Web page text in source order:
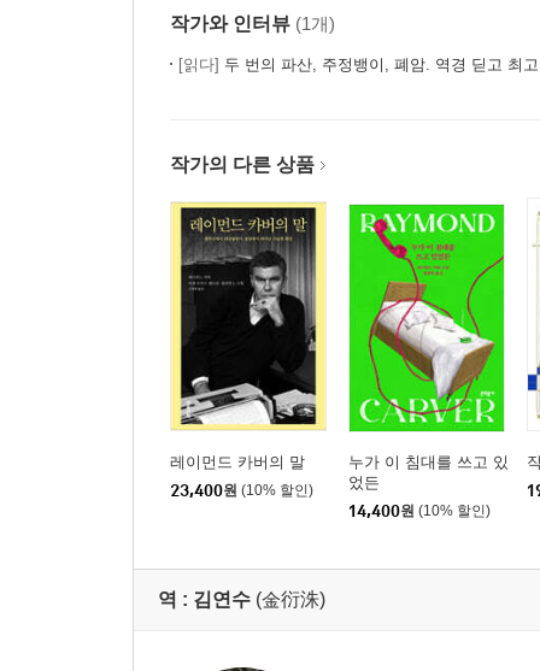
작가와 인터뷰 (1개)
[읽다] 두 번의 파산, 주정뱅이, 폐암. 역경 딛고 최고의 작가로 우뚝 - 『레
작가의 다른 상품
레이먼드 카버의 말
23,400원 (10% 할인)
누가 이 침대를 쓰고 있
었든
14,400원 (10% 할인)
역 : 김연수 (金衍洙)